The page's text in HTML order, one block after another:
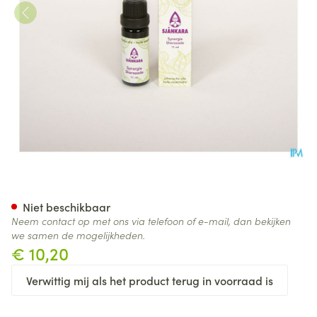
€ 10,20
Verwittig mij als het product terug in voorraad is
Niet beschikbaar
Neem contact op met ons via telefoon of e-mail, dan bekijken
we samen de mogelijkheden.